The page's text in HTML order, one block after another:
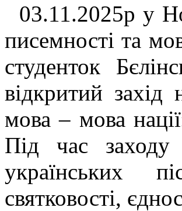
03.11.2025р у
писемності та
студенток
відкритий
мова – мова
Під час заходу
українських
святковості,